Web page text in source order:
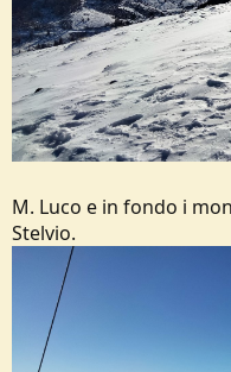
M. Luco e in fondo i
Stelvio.